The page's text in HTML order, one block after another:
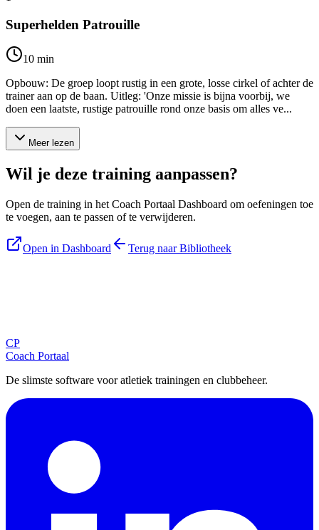
Superhelden Patrouille
10 min
Opbouw: De groep loopt rustig in een grote, losse cirkel of achter de
trainer aan op de baan. Uitleg: 'Onze missie is bijna voorbij, we
doen een laatste, rustige patrouille rond onze basis om alles ve...
Meer lezen
Wil je deze training aanpassen?
Open de training in het Coach Portaal Dashboard om oefeningen toe
te voegen, aan te passen of te verwijderen.
Open in Dashboard Terug naar Bibliotheek
CP
Coach Portaal
De slimste software voor atletiek trainingen en clubbeheer.